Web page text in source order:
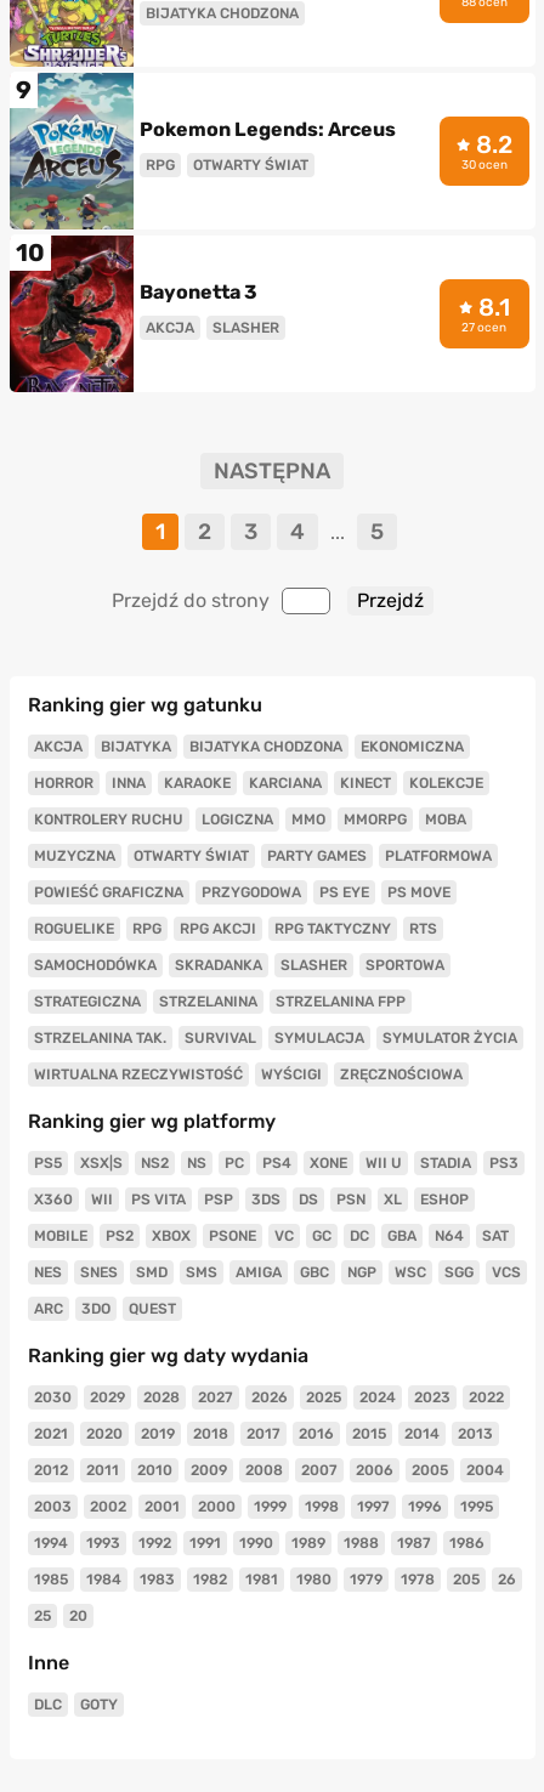
BIJATYKA CHODZONA
9
Pokemon Legends: Arceus
RPG OTWARTY ŚWIAT
8.2
30 ocen
10
Bayonetta 3
AKCJA SLASHER
8.1
27 ocen
NASTĘPNA
1 2 3 4 ... 5
Przejdź do strony
Ranking gier wg gatunku
AKCJA BIJATYKA BIJATYKA CHODZONA EKONOMICZNA
HORROR INNA KARAOKE KARCIANA KINECT KOLEKCJE
KONTROLERY RUCHU LOGICZNA MMO MMORPG MOBA
MUZYCZNA OTWARTY ŚWIAT PARTY GAMES PLATFORMOWA
POWIEŚĆ GRAFICZNA PRZYGODOWA PS EYE PS MOVE
ROGUELIKE RPG RPG AKCJI RPG TAKTYCZNY RTS
SAMOCHODÓWKA SKRADANKA SLASHER SPORTOWA
STRATEGICZNA STRZELANINA STRZELANINA FPP
STRZELANINA TAK. SURVIVAL SYMULACJA SYMULATOR ŻYCIA
WIRTUALNA RZECZYWISTOŚĆ WYŚCIGI ZRĘCZNOŚCIOWA
Ranking gier wg platformy
PS5 XSX|S NS2 NS PC PS4 XONE WII U STADIA PS3
X360 WII PS VITA PSP 3DS DS PSN XL ESHOP
MOBILE PS2 XBOX PSONE VC GC DC GBA N64 SAT
NES SNES SMD SMS AMIGA GBC NGP WSC SGG VCS
ARC 3DO QUEST
Ranking gier wg daty wydania
2030 2029 2028 2027 2026 2025 2024 2023 2022
2021 2020 2019 2018 2017 2016 2015 2014 2013
2012 2011 2010 2009 2008 2007 2006 2005 2004
2003 2002 2001 2000 1999 1998 1997 1996 1995
1994 1993 1992 1991 1990 1989 1988 1987 1986
1985 1984 1983 1982 1981 1980 1979 1978 205 26
25 20
Inne
DLC GOTY